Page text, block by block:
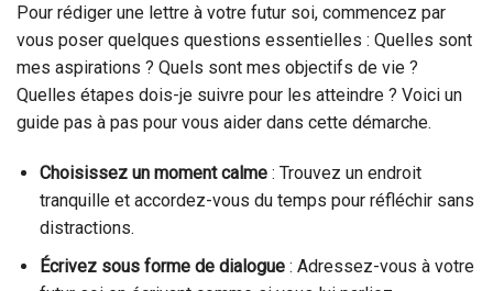
Pour rédiger une lettre à votre futur soi, commencez par
vous poser quelques questions essentielles : Quelles sont
mes aspirations ? Quels sont mes objectifs de vie ?
Quelles étapes dois-je suivre pour les atteindre ? Voici un
guide pas à pas pour vous aider dans cette démarche.
Choisissez un moment calme: Trouvez un endroit
tranquille et accordez-vous du temps pour réfléchir sans
distractions.
Écrivez sous forme de dialogue: Adressez-vous à votre